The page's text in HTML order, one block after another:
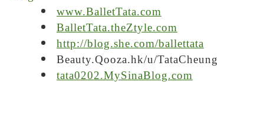
www.BalletTata.com
BalletTata.theZtyle.com
http://blog.she.com/ballettata
Beauty.Qooza.hk/u/TataCheung
tata0202.MySinaBlog.com